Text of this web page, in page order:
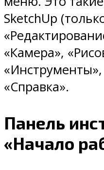
SketchUp
«Камера»,
«Справка».
Панель
«Начало